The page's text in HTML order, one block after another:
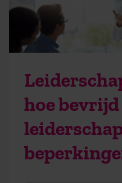
hoe